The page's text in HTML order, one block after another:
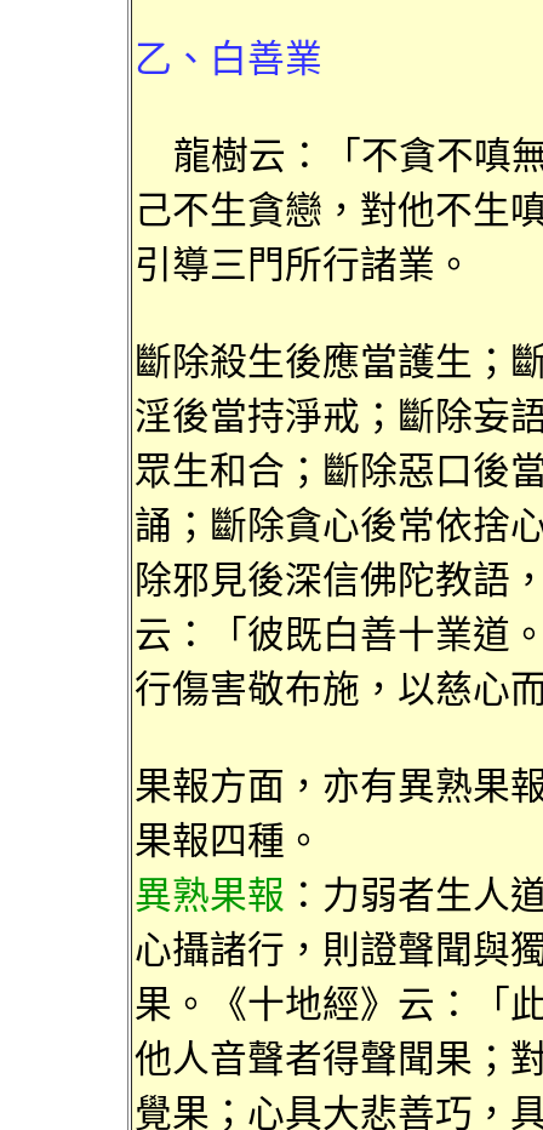
乙、 白善業
龍樹云 ：「不貪不嗔
己不生貪戀，對他不生
引導三門所行諸業 。
斷除殺生後應當護生；
淫後當持淨戒 ；斷除妄
眾生和合；斷除惡口後
誦；斷除貪心後常依捨
除邪見後深信佛陀教語
云 ：「 彼既白善十業道
行傷害敬布施，以慈心
果報方面，亦有異熟果
果報 四種。
異熟果報 ：力弱者生人
心攝諸行 ，則證聲聞與
果 。《十地經》 云 ：「
他人音聲者得聲聞果；
覺果 ； 心具大悲善巧 ，